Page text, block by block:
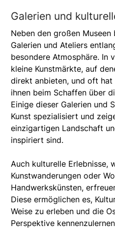
Galerien und
Neben den großen
Galerien und Ateliers
besondere Atmosphäre. In
kleine Kunstmärkte, auf
direkt anbieten, und oft
ihnen beim Schaffen über
Einige dieser Galerien und
Kunst spezialisiert und
einzigartigen Landschaft
inspiriert sind.
Auch kulturelle Erlebnisse,
Kunstwanderungen oder
Handwerkskünsten,
Diese ermöglichen es,
Weise zu erleben und die
Perspektive